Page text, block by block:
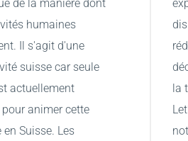
de la manière dont
humaines
Il s'agit d'une
suisse car seule
actuellement
animer cette
en Suisse. Les
la